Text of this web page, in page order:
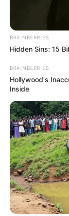
BRAINBERRIES
Hidden Sins: 15
BRAINBERRIES
Hollywood's
Inside